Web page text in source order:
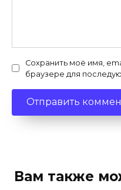
Сохранить моё имя,
браузере для
Вам также